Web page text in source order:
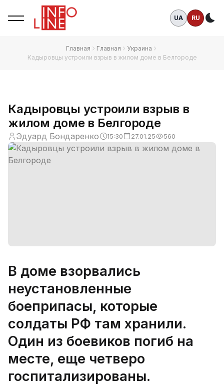
UA RU
Главная Главная
Украина
Кадыровцы устроили взрыв в жилом доме в Белгороде
Кадыровцы устроили взрыв в
жилом доме в Белгороде
Эдуард Бондаренко 15:30 27.01.25 560
В доме взорвались
неустановленные
боеприпасы, которые
солдаты РФ там хранили.
Один из боевиков погиб на
месте, еще четверо
госпитализированы.